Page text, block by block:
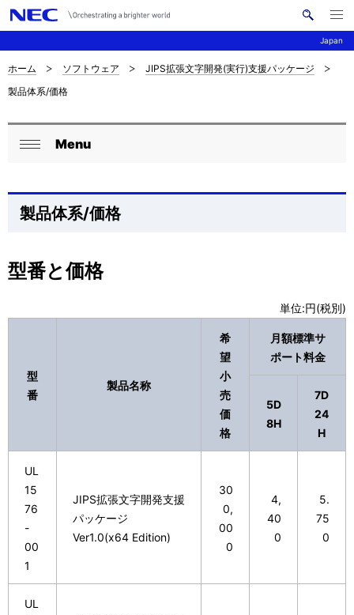
Japan
イ
メ
ニ
ュ
ナ
ビ
ゲ
ョ
サ
イ
ト
の
現
位
ホーム ソフトウェア
JIPS拡張文字開発(実行)支援パッケージ
製品体系/価格
ロ
カ
ナ
る
Menu
製品体系/価格
型番と価格
単位:円(税別)
型
番
製品名称
希
望
小
売
価
格
月額標準サ
ポート料金
5D
8H
7D
24
H
UL
15
76
-
00
1
JIPS拡張文字開発支援
パッケージ
Ver1.0(x64 Edition)
30
0,
00
0
4,
40
0
5.
75
0
UL